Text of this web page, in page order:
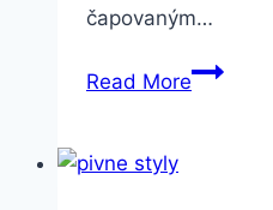
čapovaným…
Read More